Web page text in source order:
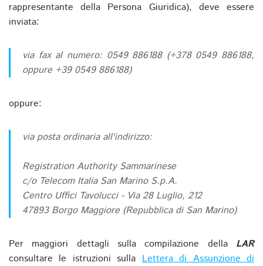
rappresentante della Persona Giuridica), deve essere
inviata:
via fax al numero: 0549 886188 (+378 0549 886188,
oppure +39 0549 886188)
oppure:
via posta ordinaria all'indirizzo:
Registration Authority Sammarinese
c/o Telecom Italia San Marino S.p.A.
Centro Uffici Tavolucci - Via 28 Luglio, 212
47893 Borgo Maggiore (Repubblica di San Marino)
Per maggiori dettagli sulla compilazione della LAR
consultare le istruzioni sullaLettera di Assunzione di